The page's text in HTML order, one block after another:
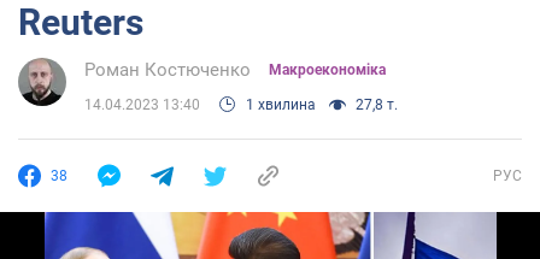
Reuters
Роман Костюченко Mакроекономіка
14.04.2023 13:40 1 хвилина 27,8 т.
38 РУС